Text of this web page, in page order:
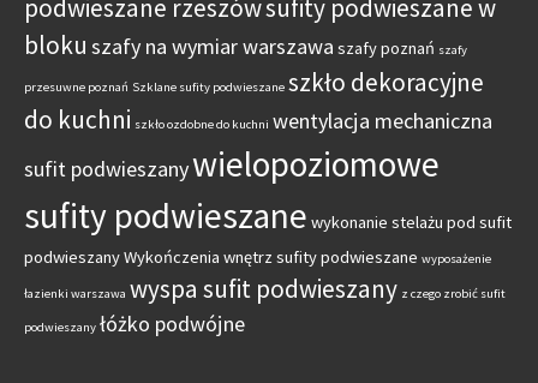
podwieszane rzeszówsufity podwieszane w
bloku szafy na wymiar warszawa szafy poznań szafy
przesuwne poznań Szklane sufity podwieszane szkło dekoracyjne
do kuchni szkło ozdobne do kuchni wentylacja mechaniczna
sufit podwieszanywielopoziomowe
sufity podwieszane wykonanie stelażu pod sufit
podwieszanyWykończenia wnętrz sufity podwieszane wyposażenie
łazienki warszawa wyspa sufit podwieszany z czego zrobić sufit
podwieszany łóżko podwójne